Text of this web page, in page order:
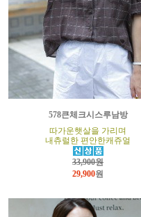
578큰체크시스루남방
따가운햇살을 가리며
내츄럴한 편안한캐쥬얼
33,900원
29,900원